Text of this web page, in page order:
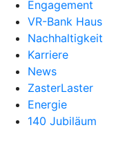
Engagement
VR-Bank Haus
Nachhaltigkeit
Karriere
News
ZasterLaster
Energie
140 Jubiläum